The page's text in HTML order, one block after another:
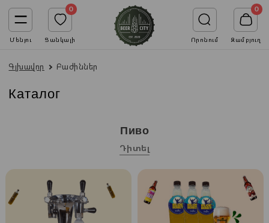
Մենյու
0
Ցանկալի Որոնում
0
Զամբյուղ
Գլխավոր Բաժիններ
Каталог
Пиво
Դիտել